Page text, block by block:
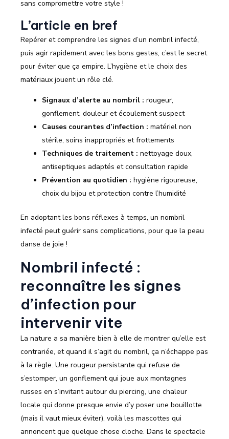
sans compromettre votre style !
L’article en bref
Repérer et comprendre les signes d’un nombril infecté,
puis agir rapidement avec les bons gestes, c’est le secret
pour éviter que ça empire. L’hygiène et le choix des
matériaux jouent un rôle clé.
Signaux d’alerte au nombril : rougeur,
gonflement, douleur et écoulement suspect
Causes courantes d’infection : matériel non
stérile, soins inappropriés et frottements
Techniques de traitement : nettoyage doux,
antiseptiques adaptés et consultation rapide
Prévention au quotidien : hygiène rigoureuse,
choix du bijou et protection contre l’humidité
En adoptant les bons réflexes à temps, un nombril
infecté peut guérir sans complications, pour que la peau
danse de joie !
Nombril infecté :
reconnaître les signes
d’infection pour
intervenir vite
La nature a sa manière bien à elle de montrer qu’elle est
contrariée, et quand il s’agit du nombril, ça n’échappe pas
à la règle. Une rougeur persistante qui refuse de
s’estomper, un gonflement qui joue aux montagnes
russes en s’invitant autour du piercing, une chaleur
locale qui donne presque envie d’y poser une bouillotte
(mais il vaut mieux éviter), voilà les mascottes qui
annoncent que quelque chose cloche. Dans le spectacle